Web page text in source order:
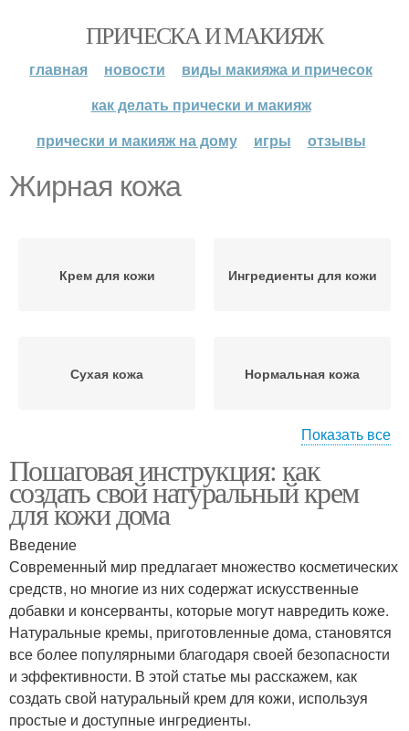
ПРИЧЕСКА И МАКИЯЖ
главная новости
виды макияжа и причесок
как делать прически и макияж
прически и макияж на дому
игры отзывы
Жирная кожа
Крем для кожи Ингредиенты для кожи
Сухая кожа Нормальная кожа
Комбинированная кожа
чувствительной кожи
Чувствительная кожа Зрелая кожа
Уход за кожей Кожи при создании
Показать все
Пошаговая инструкция: как
создать свой натуральный крем
для кожи дома
Введение
Современный мир предлагает множество косметических
средств, но многие из них содержат искусственные
добавки и консерванты, которые могут навредить коже.
Натуральные кремы, приготовленные дома, становятся
все более популярными благодаря своей безопасности
и эффективности. В этой статье мы расскажем, как
создать свой натуральный крем для кожи, используя
простые и доступные ингредиенты.